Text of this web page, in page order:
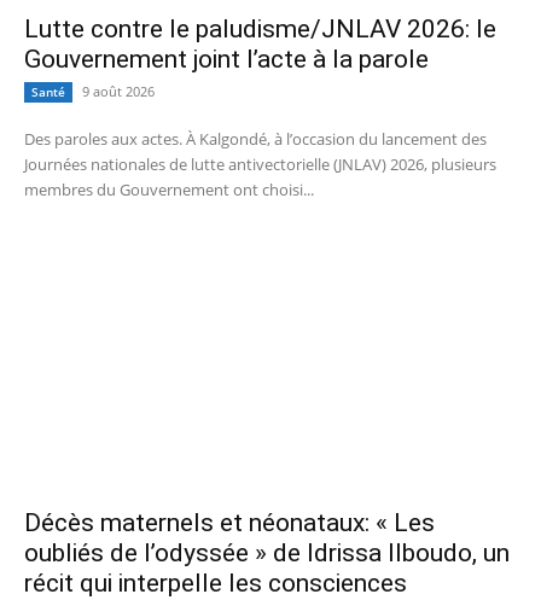
Lutte contre le paludisme/JNLAV 2026: le
Gouvernement joint l’acte à la parole
Santé 9 août 2026
Des paroles aux actes. À Kalgondé, à l’occasion du lancement des
Journées nationales de lutte antivectorielle (JNLAV) 2026, plusieurs
membres du Gouvernement ont choisi...
Décès maternels et néonataux: « Les
oubliés de l’odyssée » de Idrissa Ilboudo, un
récit qui interpelle les consciences